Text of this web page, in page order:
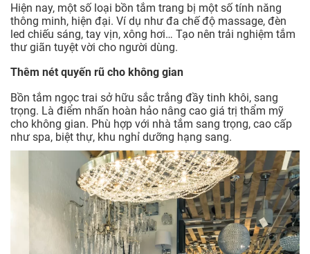
Hiện nay, một số loại bồn tắm trang bị một số tính năng
thông minh, hiện đại. Ví dụ như đa chế độ massage, đèn
led chiếu sáng, tay vịn, xông hơi… Tạo nên trải nghiệm tắm
thư giãn tuyệt vời cho người dùng.
Thêm nét quyến rũ cho không gian
Bồn tắm ngọc trai sở hữu sắc trắng đầy tinh khôi, sang
trọng. Là điểm nhấn hoàn hảo nâng cao giá trị thẩm mỹ
cho không gian. Phù hợp với nhà tắm sang trọng, cao cấp
như spa, biệt thự, khu nghỉ dưỡng hạng sang.